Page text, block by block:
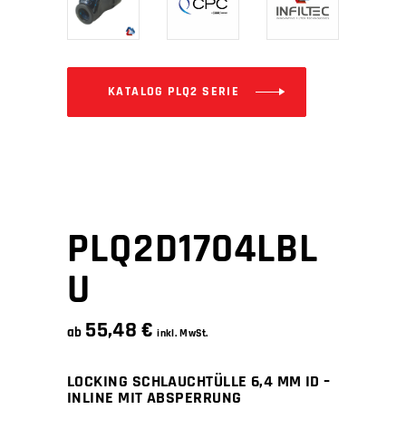
KATALOG PLQ2 SERIE
PLQ2D1704LBL
U
ab 55,48€ inkl. MwSt.
LOCKING SCHLAUCHTÜLLE 6,4 MM ID –
INLINE MIT ABSPERRUNG